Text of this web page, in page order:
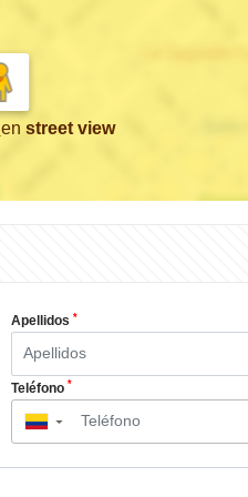
en street view
Apellidos *
Teléfono *
▼